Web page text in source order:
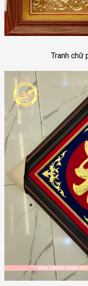
Tranh chữ